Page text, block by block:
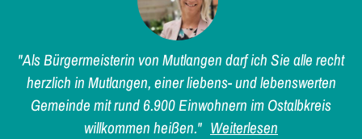
"Als Bürgermeisterin von Mutlangen darf ich Sie alle recht
herzlich in Mutlangen, einer liebens- und lebenswerten
Gemeinde mit rund 6.900 Einwohnern im Ostalbkreis
willkommen heißen." Weiterlesen